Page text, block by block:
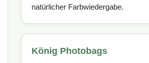
natürlicher Farbwiedergabe.
König Photobags